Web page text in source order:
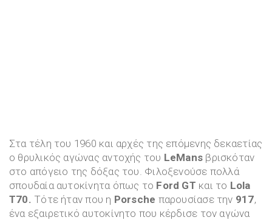
Στα τέλη του 1960 και αρχές της επόμενης δεκαετίας
ο θρυλικός αγώνας αντοχής του LeMans βρισκόταν
στο απόγειο της δόξας του. Φιλοξενούσε πολλά
σπουδαία αυτοκίνητα όπως το Ford GT και το Lola
T70. Τότε ήταν που η Porsche παρουσίασε την 917,
ένα εξαιρετικό αυτοκίνητο που κέρδισε τον αγώνα